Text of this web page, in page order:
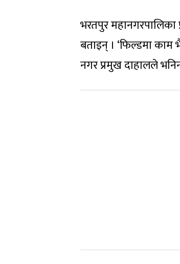
भरतपुर
बताइन् । ‘फिल्डमा
नगर प्रमुख दाहालले